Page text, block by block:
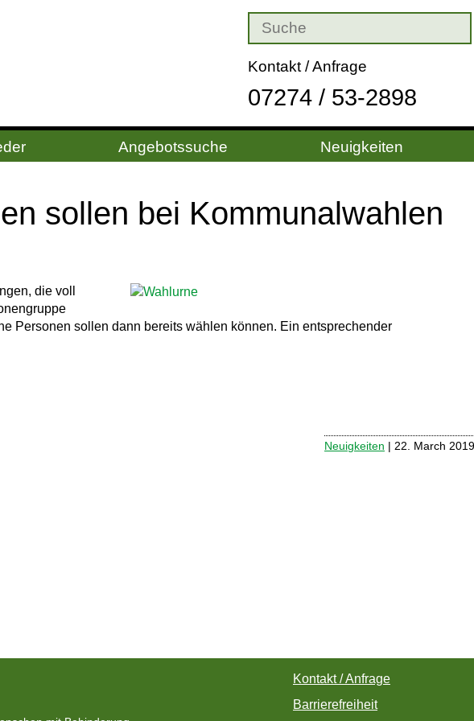
Kontakt / Anfrage
07274 / 53-2898
Angebotssuche Neuigkeiten
sol­len bei Kom­mu­nal­wah­len
die voll
Personen sollen dann bereits wählen können. Ein entsprechender
Neuigkeiten | 22. March 2019
Kontakt / Anfrage
Barrierefreiheit